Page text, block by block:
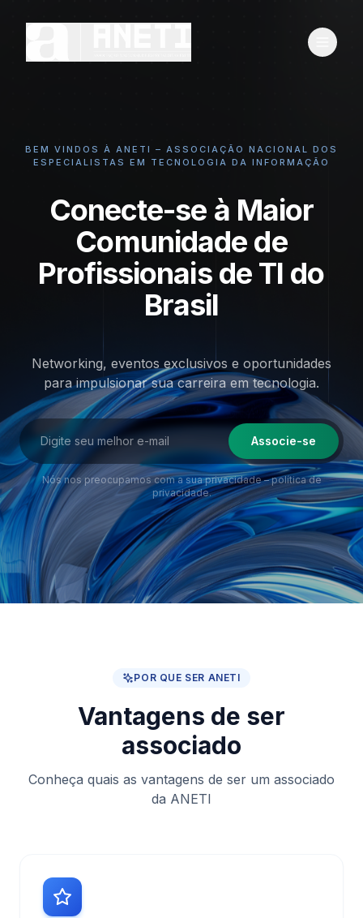
BEM VINDOS À ANETI – ASSOCIAÇÃO NACIONAL DOS
ESPECIALISTAS EM TECNOLOGIA DA INFORMAÇÃO
Conecte-se à Maior
Comunidade de
Profissionais de TI do
Brasil
Networking, eventos exclusivos e oportunidades
para impulsionar suacarreira em tecnologia.
Associe-se
Nós nos preocupamos com a sua privacidade – política de
privacidade.
POR QUE SER ANETI
Vantagens de ser
associado
Conheça quais as vantagens de ser um associado
da ANETI